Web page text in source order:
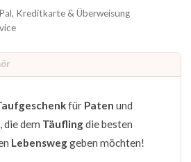
Kreditkarte & Überweisung
für Paten und
die dem Täuflingdie besten
Lebensweggeben möchten!